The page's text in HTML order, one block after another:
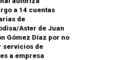
a 14 cuentas
de
Aster de Juan
Gómez Díaz por no
servicios de
a empresa